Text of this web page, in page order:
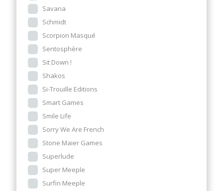
Savana
Schmidt
Scorpion Masqué
Sentosphère
Sit Down !
Shakos
Si-Trouille Editions
Smart Games
Smile Life
Sorry We Are French
Stone Maier Games
Superlude
Super Meeple
Surfin Meeple